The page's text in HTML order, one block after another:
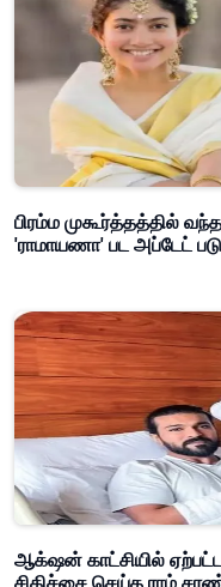
பிரம்ம முகூர்த்தத்தில் வந்த
'ராமாயணா' பட அப்டேட்
ஆக்‌ஷன் காட்சியில்
சிகிச்சை செய்த ராம்